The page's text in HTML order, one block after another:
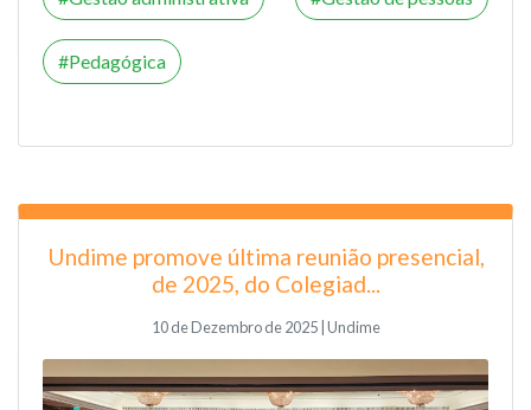
Pedagógica
Undime promove última reunião presencial,
de 2025, do Colegiad...
10 de Dezembro de 2025 | Undime